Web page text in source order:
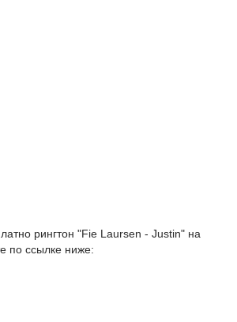
рингтон "Fie Lаursen - Justin" на
по ссылке ниже: